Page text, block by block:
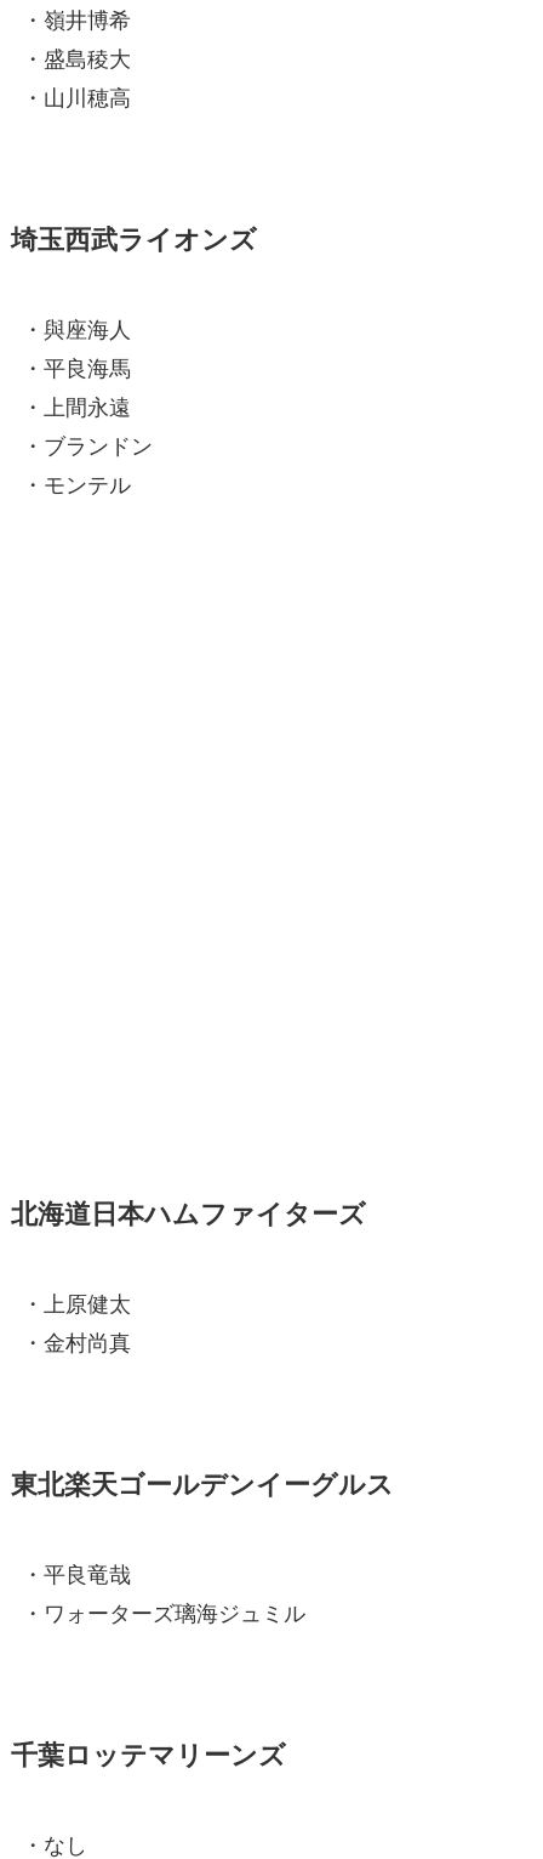
・嶺井博希
・盛島稜大
・山川穂高
埼玉西武ライオンズ
・與座海人
・平良海馬
・上間永遠
・ブランドン
・モンテル
北海道日本ハムファイターズ
・上原健太
・金村尚真
東北楽天ゴールデンイーグルス
・平良竜哉
・ワォーターズ璃海ジュミル
千葉ロッテマリーンズ
・なし